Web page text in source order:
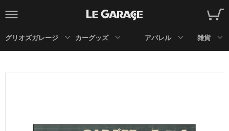
グリオズガレージ カーグッズ アパレル 雑貨